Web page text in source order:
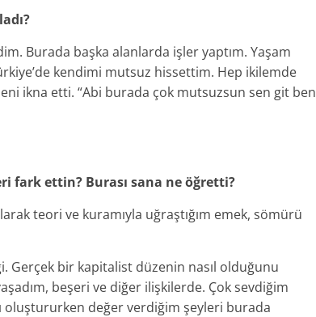
Burada başka alanlarda işler yaptım. Yaşam
kendimi mutsuz hissettim. Hep ikilemde
ikna etti. “Abi burada çok mutsuzsun sen git ben
fark ettin? Burası sana ne öğretti?
teori ve kuramıyla uğraştığım emek, sömürü
Gerçek bir kapitalist düzenin nasıl olduğunu
beşeri ve diğer ilişkilerde. Çok sevdiğim
oluştururken değer verdiğim şeyleri burada